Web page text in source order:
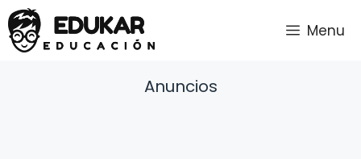
Saltar
al
contenido
Menu
Anuncios